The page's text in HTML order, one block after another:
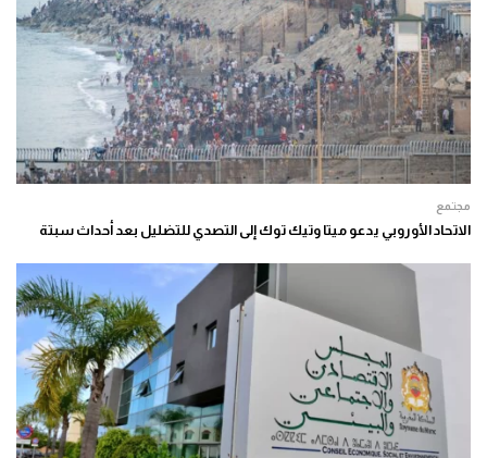
مجتمع
الاتحاد الأوروبي يدعو ميتا وتيك توك إلى التصدي للتضليل بعد أحداث سبتة